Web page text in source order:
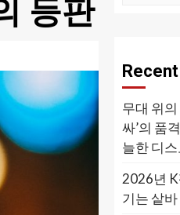
등판
무대 위
싸’의 품
늘한 디
2026년
기는 샅바